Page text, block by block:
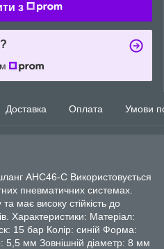
з
Доставка Оплата Умови
AHC46-C Використовується
пневматичних системах.
має високу стійкість до
Характеристики: Матеріал:
15 бар Колір: синій Форма:
5,5 мм Зовнішній діаметр: 8 мм